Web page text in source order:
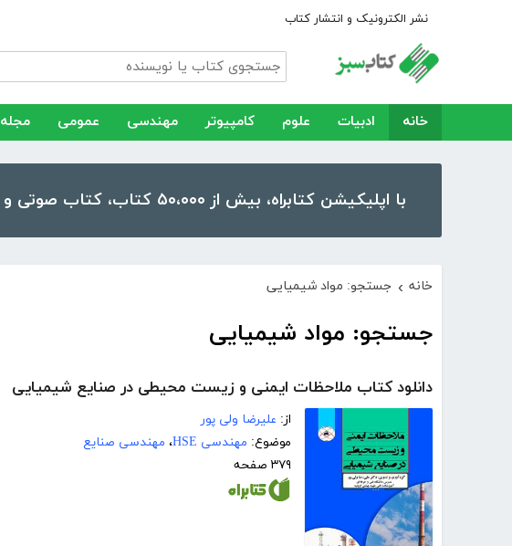
نشر الکترونیک و انتشار کتاب
خانه ادبیات علوم کامپیوتر مهندسی عمومی مجله
با اپلیکیشن کتابراه، بیش از ۵۰،۰۰۰ کتاب، کتاب صوتی و رمان را در موبایل و تبلت خود داشته باشید!
خانه › جستجو: مواد شیمیایی
جستجو: مواد شیمیایی
دانلود کتاب ملاحظات ایمنی و زیست محیطی در صنایع شیمیایی
از: علیرضا ولی پور
موضوع: مهندسی HSE ، مهندسی صنایع
۳۷۹ صفحه